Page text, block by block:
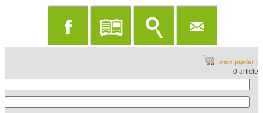
0 article